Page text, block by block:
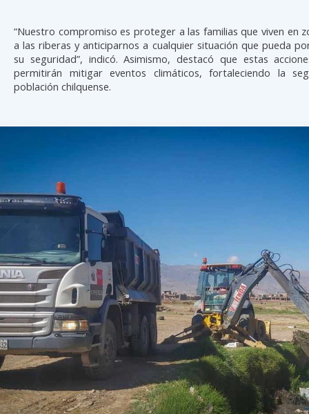
“Nuestro compromiso es proteger a las familias que viven en
a las riberas y anticiparnos a cualquier situación que pueda
su seguridad”, indicó. Asimismo, destacó que estas
permitirán mitigar eventos climáticos, fortaleciendo la
población chilquense.